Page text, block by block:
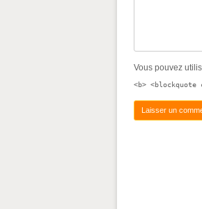
Vous pouvez
<b>